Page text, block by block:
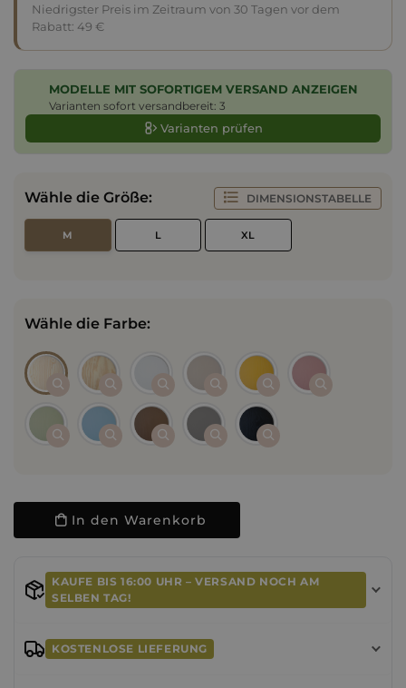
Niedrigster Preis im Zeitraum von 30 Tagen vor dem
Rabatt: 49 €
MODELLE MIT SOFORTIGEM VERSAND ANZEIGEN
Varianten sofort versandbereit: 3
Varianten prüfen
Wähle die Größe: DIMENSIONSTABELLE
M L XL
Wähle die Farbe:
In den Warenkorb
KAUFE BIS 16:00 UHR – VERSAND NOCH AM
SELBEN TAG!
KOSTENLOSE LIEFERUNG